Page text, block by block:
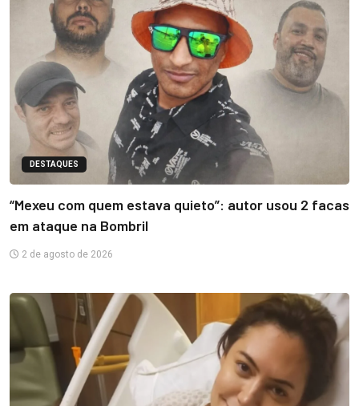
DESTAQUES
“Mexeu com quem estava quieto”: autor usou 2 facas
em ataque na Bombril
2 de agosto de 2026